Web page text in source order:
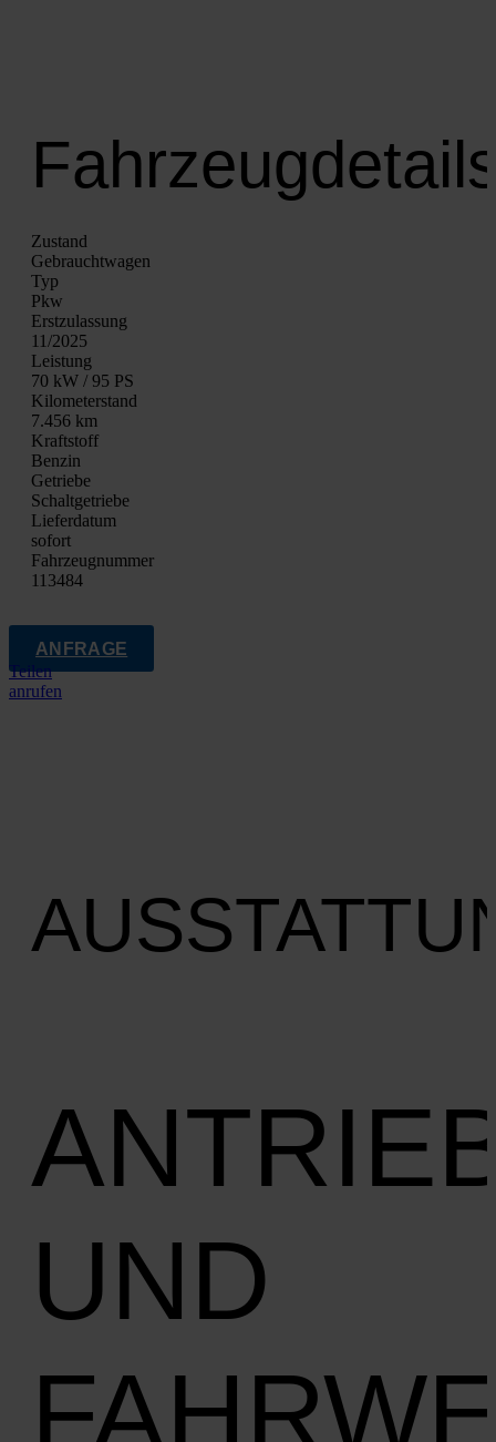
Zustand
Gebraucht­wa­gen
Typ
Pkw
Erst­zu­las­sung
11/2025
Leis­tung
70 kW / 95 PS
Kilo­me­ter­stand
7.456 km
Kraft­stoff
Ben­zin
Getrie­be
Schalt­ge­trie­be
Lie­fer­da­tum
sofort
Fahrzeugnummer
113484
ANFRAGE
Teilen
anrufen
UND